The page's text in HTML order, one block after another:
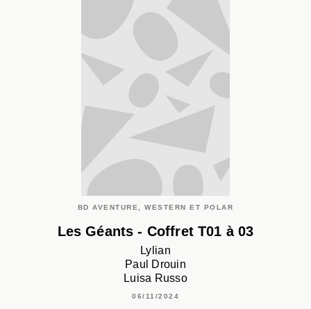
BD AVENTURE, WESTERN ET POLAR
Les Géants - Coffret T01 à 03
Lylian
Paul Drouin
Luisa Russo
06/11/2024